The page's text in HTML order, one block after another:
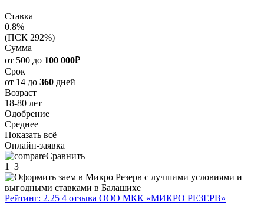
Ставка
0.8%
(ПСК 292%)
Сумма
от 500 до 100 000₽
Срок
от 14 до 360 дней
Возраст
18-80 лет
Одобрение
Среднее
Показать всё
Онлайн-заявка
Сравнить
1
3
Рейтинг: 2.25 4 отзыва ООО МКК «МИКРО РЕЗЕРВ»